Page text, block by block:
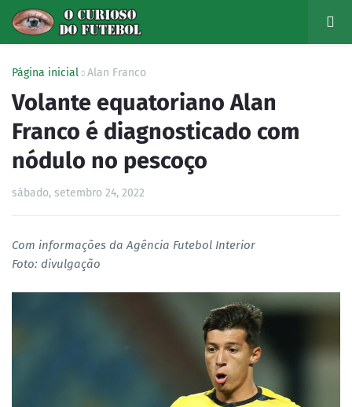
Página inicial Alan Franco
Volante equatoriano Alan
Franco é diagnosticado com
nódulo no pescoço
sábado, setembro 24, 2022
Com informações da Agência Futebol Interior
Foto: divulgação